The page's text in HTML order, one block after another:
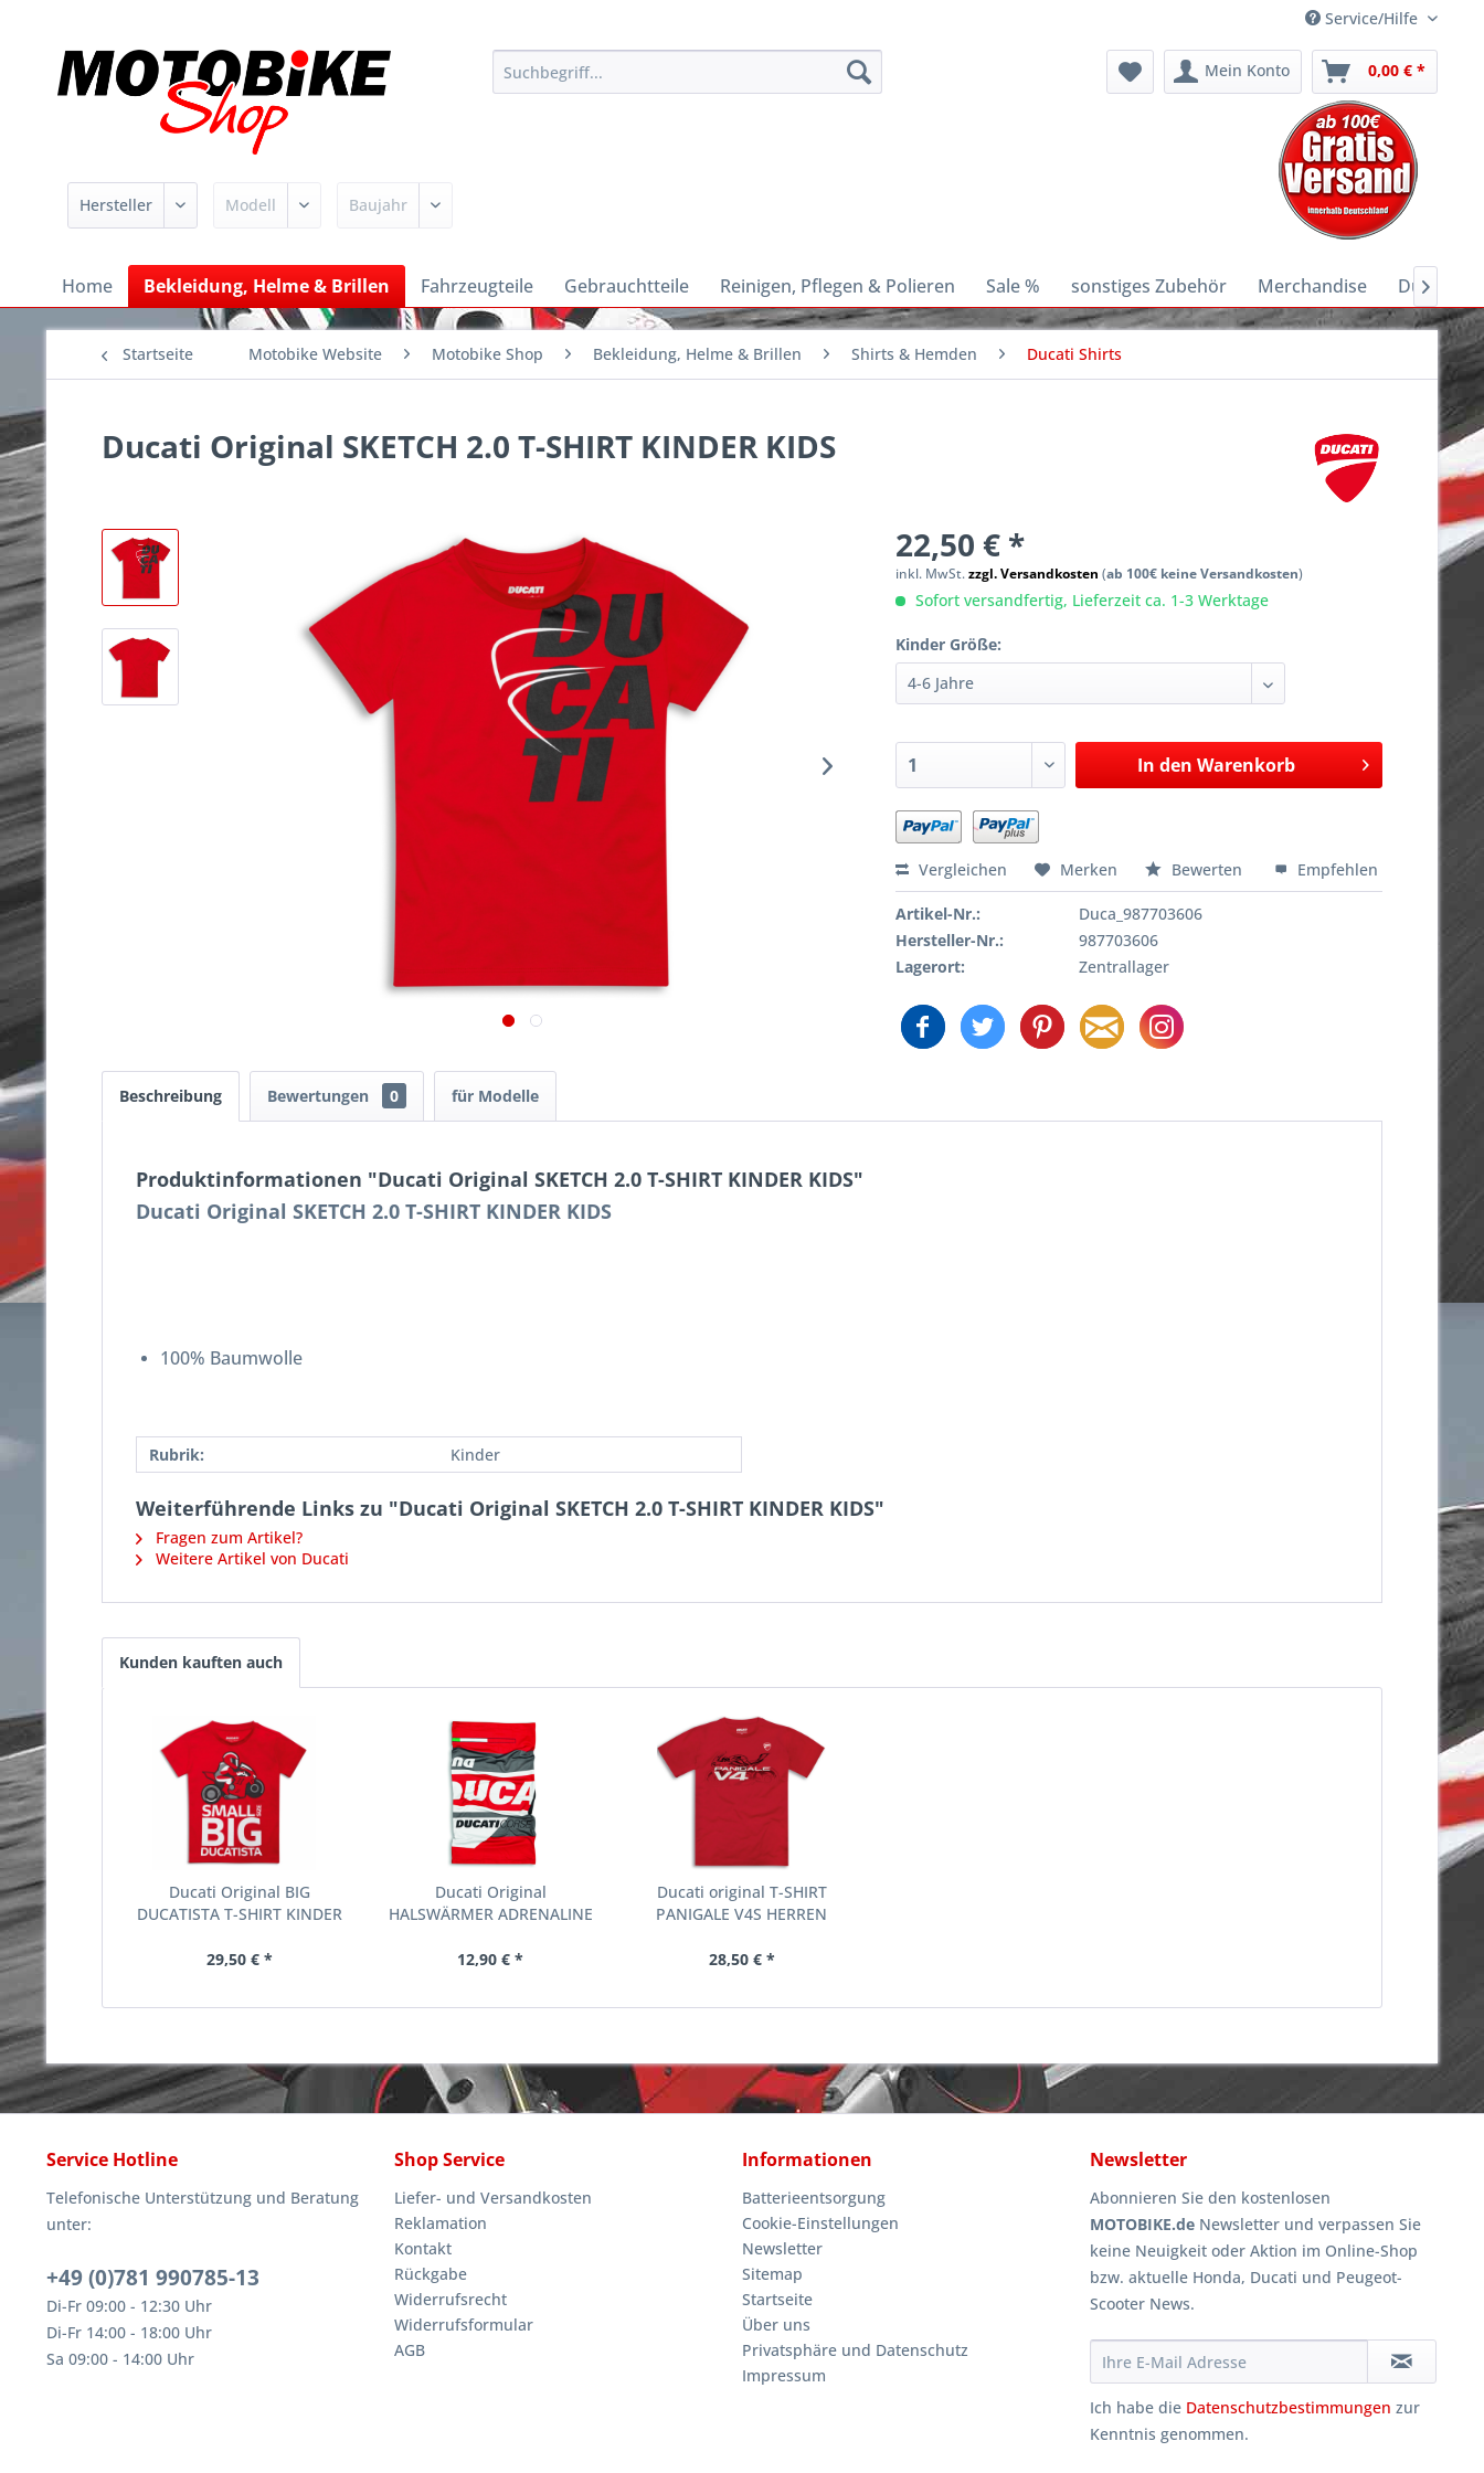
Service/Hilfe
Mein Konto 0,00 € *
Home Bekleidung, Helme & Brillen Fahrzeugteile Gebrauchtteile Reinigen, Pflegen & Polieren Sale % sonstiges Zubehör Merchandise Ducati E-

Startseite Motobike Website Motobike Shop Bekleidung, Helme & Brillen Shirts & Hemden Ducati Shirts
Ducati Original SKETCH 2.0 T-SHIRT KINDER KIDS
22,50 € *
inkl. MwSt.zzgl. Versandkosten (ab 100€ keine Versandkosten)
Sofort versandfertig, Lieferzeit ca. 1-3 Werktage
Kinder Größe:
In den Warenkorb
Vergleichen Merken Bewerten Empfehlen
Artikel-Nr.:
Duca_987703606
Hersteller-Nr.:
987703606
Lagerort:
Zentrallager
Beschreibung Bewertungen 0 für Modelle
Produktinformationen "Ducati Original SKETCH 2.0 T-SHIRT KINDER KIDS"
Ducati Original SKETCH 2.0 T-SHIRT KINDER KIDS
100% Baumwolle
Rubrik: Kinder
Weiterführende Links zu "Ducati Original SKETCH 2.0 T-SHIRT KINDER KIDS"
Fragen zum Artikel?
Weitere Artikel von Ducati
Kunden kauften auch
Ducati Original BIG
DUCATISTA T-SHIRT KINDER
29,50 € *
Ducati Original
HALSWÄRMER ADRENALINE
12,90 € *
Ducati original T-SHIRT
PANIGALE V4S HERREN
28,50 € *
Service Hotline
Telefonische Unterstützung und Beratung
unter:
+49 (0)781 990785-13
Di-Fr 09:00 - 12:30 Uhr
Di-Fr 14:00 - 18:00 Uhr
Sa 09:00 - 14:00 Uhr
Shop Service
Liefer- und Versandkosten
Reklamation
Kontakt
Rückgabe
Widerrufsrecht
Widerrufsformular
AGB
Informationen
Batterieentsorgung
Cookie-Einstellungen
Newsletter
Sitemap
Startseite
Über uns
Privatsphäre und Datenschutz
Impressum
Newsletter
Abonnieren Sie den kostenlosen
MOTOBIKE.de Newsletter und verpassen Sie
keine Neuigkeit oder Aktion im Online-Shop
bzw. aktuelle Honda, Ducati und Peugeot-
Scooter News.
Ich habe die Datenschutzbestimmungen zur
Kenntnis genommen.